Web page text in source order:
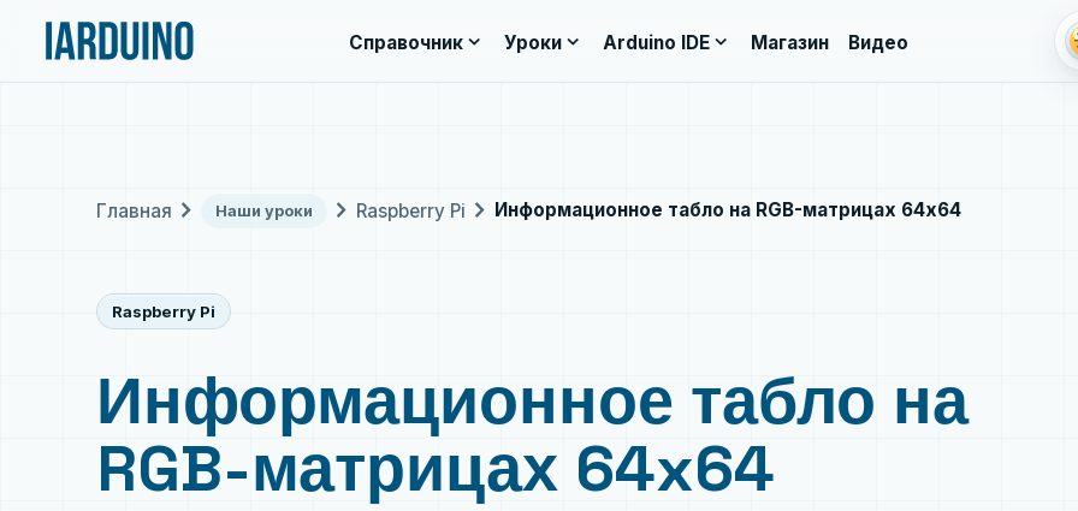
Справочникexpand_more Урокиexpand_more Arduino IDEexpand_more Магазин Видео
Главная chevron_right Наши уроки chevron_right Raspberry Pi chevron_right Информационное табло на RGB-матрицах 64x64
Raspberry Pi
Информационное табло на
RGB-матрицах 64x64